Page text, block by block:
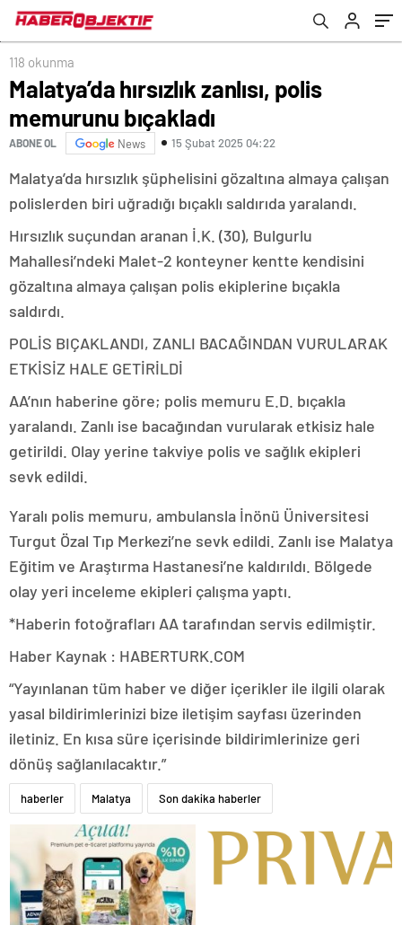
118 okunma
Malatya’da hırsızlık zanlısı, polis
memurunu bıçakladı
ABONE OL News 15 Şubat 2025 04:22
Malatya’da hırsızlık şüphelisini gözaltına almaya çalışan
polislerden biri uğradığı bıçaklı saldırıda yaralandı.
Hırsızlık suçundan aranan İ.K. (30), Bulgurlu
Mahallesi’ndeki Malet-2 konteyner kentte kendisini
gözaltına almaya çalışan polis ekiplerine bıçakla
saldırdı.
POLİS BIÇAKLANDI, ZANLI BACAĞINDAN VURULARAK
ETKİSİZ HALE GETİRİLDİ
AA’nın haberine göre; polis memuru E.D. bıçakla
yaralandı. Zanlı ise bacağından vurularak etkisiz hale
getirildi. Olay yerine takviye polis ve sağlık ekipleri
sevk edildi.
Yaralı polis memuru, ambulansla İnönü Üniversitesi
Turgut Özal Tıp Merkezi’ne sevk edildi. Zanlı ise Malatya
Eğitim ve Araştırma Hastanesi’ne kaldırıldı. Bölgede
olay yeri inceleme ekipleri çalışma yaptı.
*Haberin fotoğrafları AA tarafından servis edilmiştir.
Haber Kaynak : HABERTURK.COM
“Yayınlanan tüm haber ve diğer içerikler ile ilgili olarak
yasal bildirimlerinizi bize iletişim sayfası üzerinden
iletiniz. En kısa süre içerisinde bildirimlerinize geri
dönüş sağlanılacaktır.”
haberler Malatya Son dakika haberler